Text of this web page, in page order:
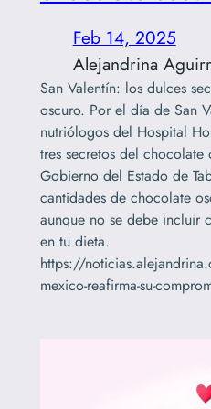
Feb 14, 2025
Alejandrina
San Valentín: los dulces
oscuro. Por el día de San
nutriólogos del Hospital
tres secretos del chocolate
Gobierno del Estado de
cantidades de chocolate
aunque no se debe incluir
en tu dieta.
https://
mexico-reafirma-su-